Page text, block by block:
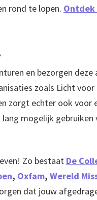
rond te lopen. Ontdek
en bezorgen deze
zoals Licht voor
zorgt echter ook voor
mogelijk gebruiken
Zo bestaat De
, Oxfam, Wereld
dat jouw